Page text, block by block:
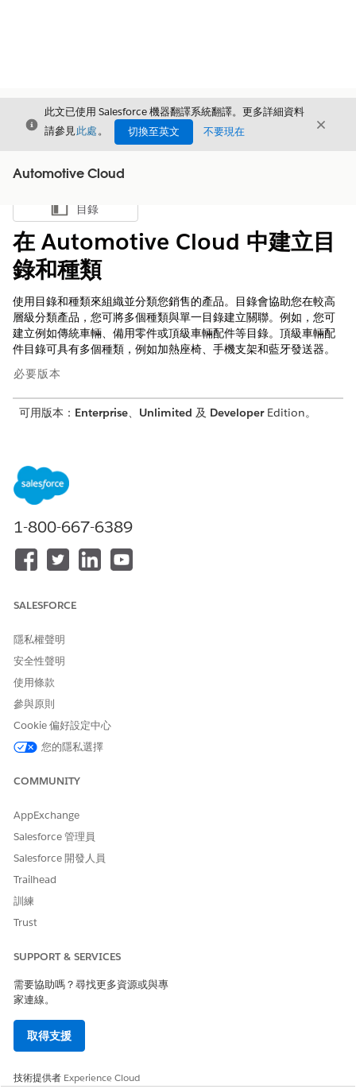
結束
此文已使用 Salesforce 機器翻譯系統翻譯。更多詳細資料
請參見此處。 切換至英文 不要現在 結束
Automotive Cloud
顯示目錄
目錄
在 Automotive Cloud 中建立目
錄和種類
使用目錄和種類來組織並分類您銷售的產品。目錄會協助您在較高
層級分類產品，您可將多個種類與單一目錄建立關聯。例如，您可
建立例如傳統車輛、備用零件或頂級車輛配件等目錄。頂級車輛配
件目錄可具有多個種類，例如加熱座椅、手機支架和藍牙發送器。
必要版本
可用版本： Enterprise、 Unlimited 及 DeveloperEdition。
建立目錄和種類：
按一下「新增」。
輸入名稱。
儲存您的變更。
輸入名稱。
儲存您的變更。
1-800-667-6389
SALESFORCE
隱私權聲明
安全性聲明
使用條款
參與原則
Cookie 偏好設定中心
您的隱私選擇
COMMUNITY
AppExchange
Salesforce 管理員
Salesforce 開發人員
Trailhead
訓練
Trust
SUPPORT & SERVICES
需要協助嗎？尋找更多資源或與專
家連線。
取得支援
技術提供者 Experience Cloud